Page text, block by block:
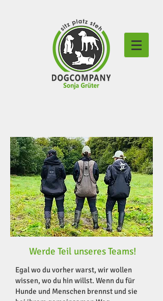
Werde Teil unseres Teams!
Egal wo du vorher warst, wir wollen
wissen, wo du hin willst. Wenn du für
Hunde und Menschen brennst und sie